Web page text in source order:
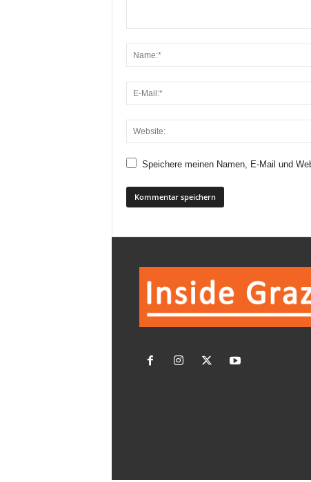
Speichere meinen Namen, E-Mail und